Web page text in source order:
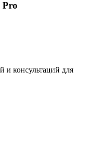
и консультаций для